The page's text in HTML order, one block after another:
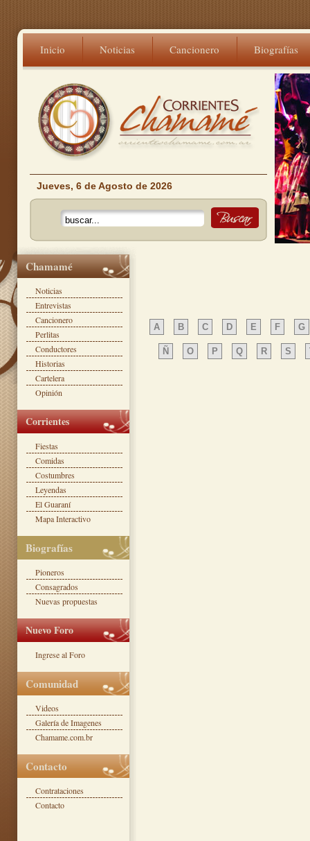
Inicio Noticias Cancionero Biografías
Jueves, 6 de Agosto de 2026
A B C D E F G
Ñ O P Q R S
Chamamé
Noticias
Entrevistas
Cancionero
Perlitas
Conductores
Historias
Cartelera
Opinión
Corrientes
Fiestas
Comidas
Costumbres
Leyendas
El Guaraní
Mapa Interactivo
Biografías
Pioneros
Consagrados
Nuevas propuestas
Nuevo Foro
Ingrese al Foro
Comunidad
Videos
Galería de Imagenes
Chamame.com.br
Contacto
Contrataciones
Contacto